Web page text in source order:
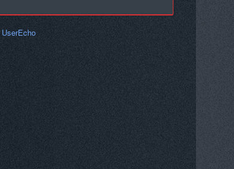
UserEcho